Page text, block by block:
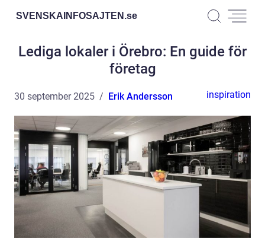
SVENSKAINFOSAJTEN.se
Lediga lokaler i Örebro: En guide för
företag
30 september 2025 Erik Andersson inspiration